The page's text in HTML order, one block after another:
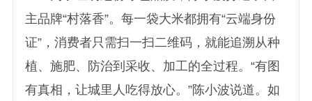
主品牌“村落香”。每一袋大米都拥有“云端身份
证”，消费者只需扫一扫二维码，就能追溯从种
植、施肥、防治到采收、加工的全过程。“有图
有真相，让城里人吃得放心。”陈小波说道。如